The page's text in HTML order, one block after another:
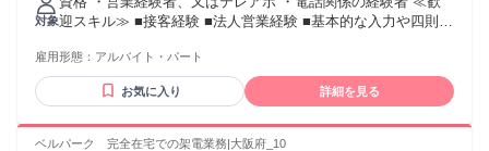
対象迎スキル≫ ■接客経験 ■法人営業経験 ■基本的な入力や四則計
雇用形態： アルバイト・パート
お気に入り 詳細を見る
ベルパーク 完全在宅での架電業務|大阪府_10